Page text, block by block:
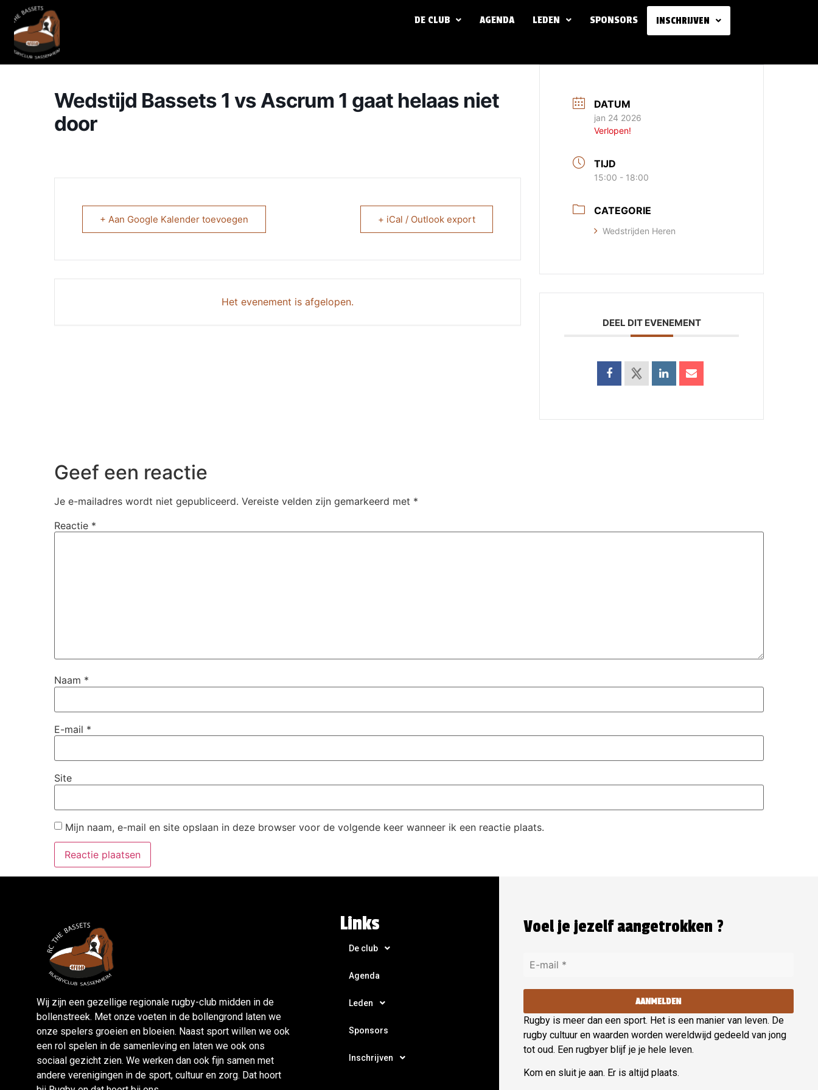
DE CLUB AGENDA LEDEN SPONSORS INSCHRIJVEN
Wedstijd Bassets 1 vs Ascrum 1 gaat helaas niet
door
+ Aan Google Kalender toevoegen + iCal / Outlook export
Het evenement is afgelopen.
DATUM
jan 24 2026
Verlopen!
TIJD
15:00 - 18:00
CATEGORIE
Wedstrijden Heren
DEEL DIT EVENEMENT
Geef een reactie
Je e-mailadres wordt niet gepubliceerd. Vereiste velden zijn gemarkeerd met *
Reactie *
Naam *
E-mail *
Site
Mijn naam, e-mail en site opslaan in deze browser voor de volgende keer wanneer ik een reactie plaats.
Wij zijn een gezellige regionale rugby-club midden in de
bollenstreek. Met onze voeten in de bollengrond laten we
onze spelers groeien en bloeien. Naast sport willen we ook
een rol spelen in de samenleving en laten we ook ons
sociaal gezicht zien. We werken dan ook fijn samen met
andere verenigingen in de sport, cultuur en zorg. Dat hoort
Links
De club
Agenda
Leden
Sponsors
Inschrijven
Voel je jezelf aangetrokken ?
AANMELDEN
Rugby is meer dan een sport. Het is een manier van leven. De
rugby cultuur en waarden worden wereldwijd gedeeld van jong
tot oud. Een rugbyer blijf je je hele leven.
Kom en sluit je aan. Er is altijd plaats.